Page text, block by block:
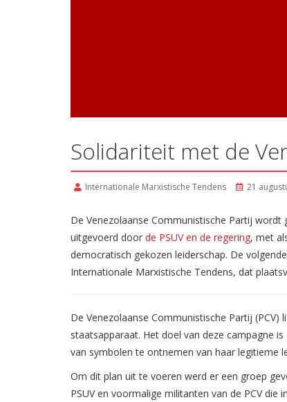
Solidariteit met de
Internationale Marxistische Tendens 21
De Venezolaanse Communistische Partij
uitgevoerd door de PSUV en de regering, met
democratisch gekozen leiderschap. De
Internationale Marxistische Tendens, dat
De Venezolaanse Communistische Partij
staatsapparaat. Het doel van deze campagne
van symbolen te ontnemen van haar legitieme
Om dit plan uit te voeren werd er een groep
PSUV en voormalige militanten van de PCV